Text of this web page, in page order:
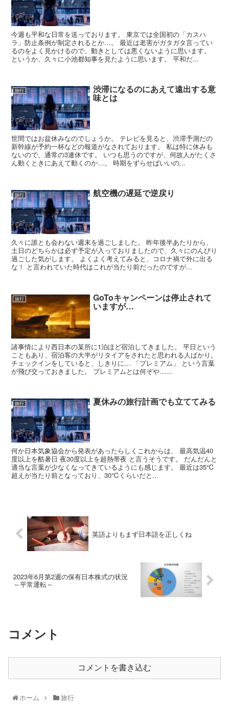
今週も平和な日常を送っております。 東京では全国初の「カスハ
ラ」防止条例が制定されるとか…。 最近は老害がガタガタ言ってい
るのをよく見かけるので、動きとしては悪くないように思います。
というか、久々に小池都知事を見たように思います。 平和だ...
旅行 渋滞になるのにあえて遠出する意
味とは
世間ではお盆休みなのでしょうか。 テレビを見ると、渋滞予測だの
新幹線が予約一杯などの報道がなされております。 私は特に休みも
ないので、通常の3連休です。 いつも思うのですが、何故人がたくさ
ん動くときにあえて動くのか…。 時期をずらせばいいの...
旅行 航空機の遅延で逆戻り
久々に誰とも会わない週末を過ごしました。 昨年後半あたりから、
土日のどちらかは必ず予定が入っておりましたので、久々にのんびり
過ごした気がします。 よくよく考えてみると、コロナ禍で外に出る
な！ と言われていた時代はこれが当たり前だったのですが...
旅行 GoToキャンペーンは停止されて
いますが…
諸事情により西日本の某所に1泊ほど宿泊してきました。 平日という
こともあり、宿泊客の大半がリタイアをされたと思われる人ばかり。
チェックインをしていると、しきりに… 「プレミアム」 という言葉
が飛び交っておきました。 プレミアムとは何ぞや…...
旅行 夏休みの旅行計画でも立ててみる
何か日本気象協会から発表があったらしくこれからは、 最高気温40
度以上を酷暑日 夜30度以上を超熱帯夜 と言うそうです。 だんだんと
適当な言葉が少なくなってきているようにも感じます。 最近は35℃
超えが当たり前となっており、30℃くらいだと...
英語よりもまず日本語を正しくね
2023年6月第2週の保有日本株式の状況
～平常運転～
コメント
コメントを書き込む
ホーム 旅行